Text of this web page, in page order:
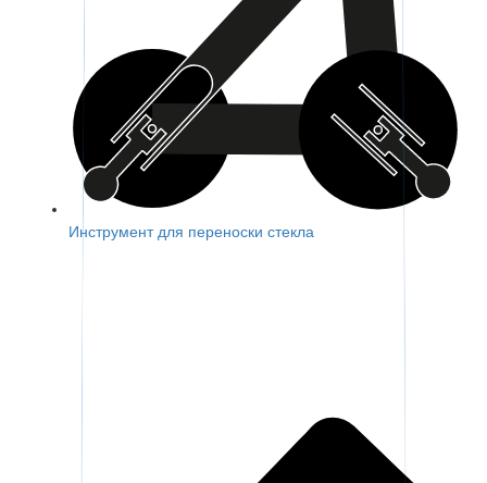
Инструмент для переноски стекла